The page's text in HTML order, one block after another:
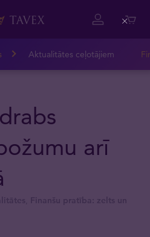
Aktualitātes ceļotājiem
arī
Close